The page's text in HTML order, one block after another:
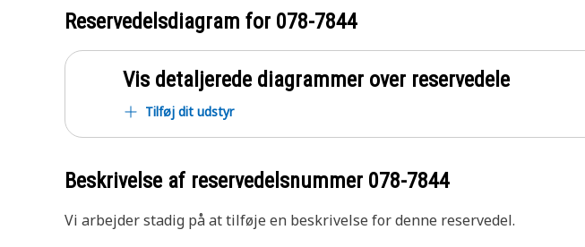
Reservedelsdiagram for 078-7844
Vis detaljerede diagrammer over reservedele
Tilføj dit udstyr
Beskrivelse af reservedelsnummer 078-7844
Vi arbejder stadig på at tilføje en beskrivelse for denne reservedel.